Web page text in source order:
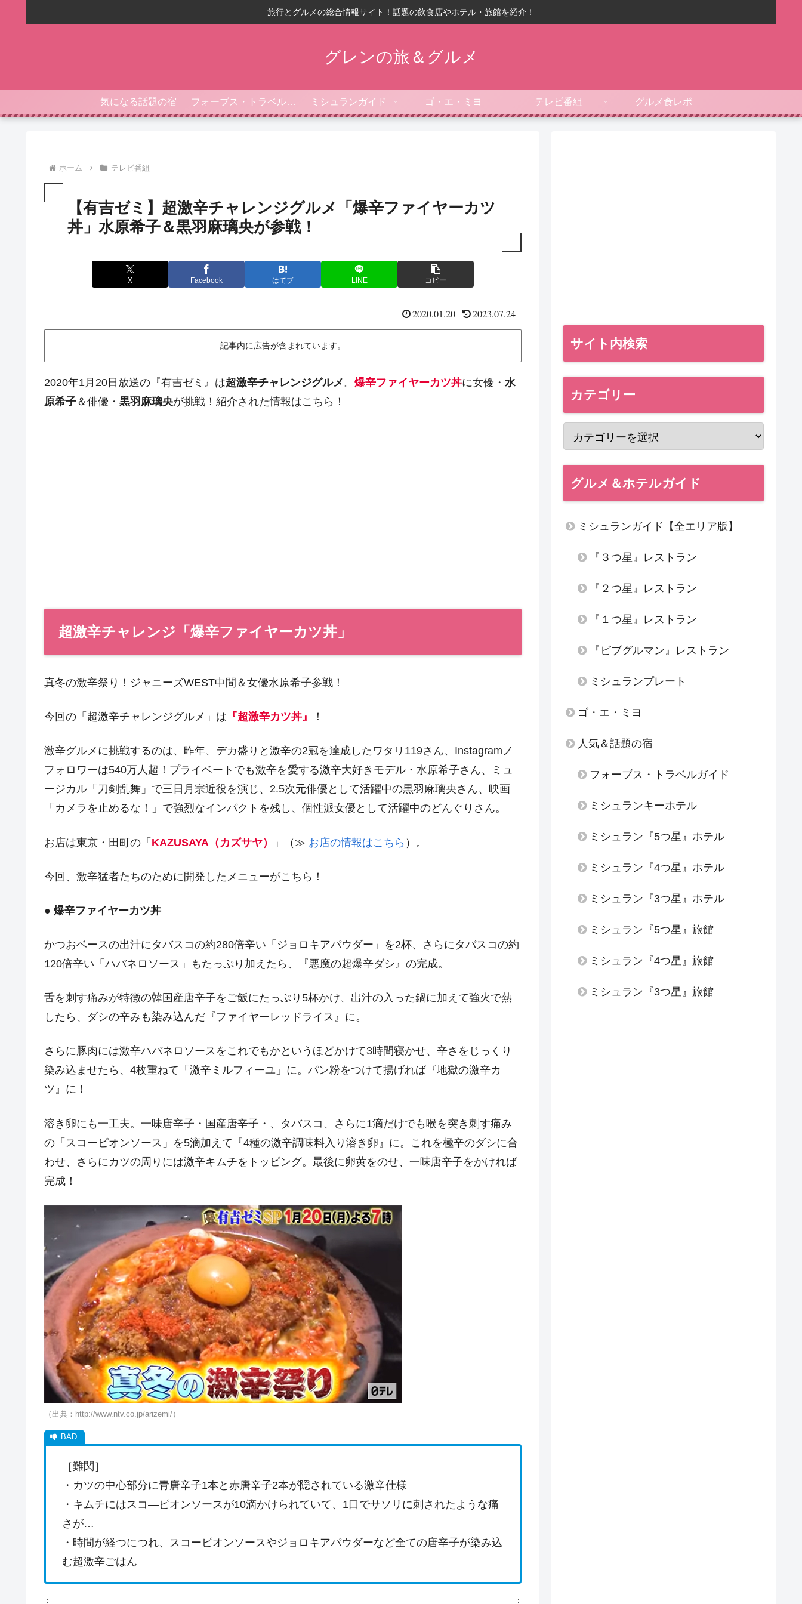
旅行とグルメの総合情報サイト！話題の飲食店やホテル・旅館を紹介！
グレンの旅＆グルメ
気になる話題の宿 フォーブス・トラベルガイド ミシュランガイド ゴ・エ・ミヨ テレビ番組 グルメ食レポ
ホーム テレビ番組
【有吉ゼミ】超激辛チャレンジグルメ「爆辛ファイヤーカツ
丼」水原希子＆黒羽麻璃央が参戦！
X Facebook はてブ LINE コピー
2020.01.20 2023.07.24
記事内に広告が含まれています。
2020年1月20日放送の『有吉ゼミ』は超激辛チャレンジグルメ。 爆辛ファイヤーカツ丼に女優・ 水
原希子＆俳優・ 黒羽麻璃央が挑戦！紹介された情報はこちら！
超激辛チャレンジ「爆辛ファイヤーカツ丼」
真冬の激辛祭り！ジャニーズWEST中間＆女優水原希子参戦！
今回の「超激辛チャレンジグルメ」は 『超激辛カツ丼』 ！
激辛グルメに挑戦するのは、昨年、デカ盛りと激辛の2冠を達成したワタリ119さん、Instagramノ
フォロワーは540万人超！プライベートでも激辛を愛する激辛大好きモデル・水原希子さん、ミュ
ージカル「刀剣乱舞」で三日月宗近役を演じ、2.5次元俳優として活躍中の黒羽麻璃央さん、映画
「カメラを止めるな！」で強烈なインパクトを残し、個性派女優として活躍中のどんぐりさん。
お店は東京・田町の「 KAZUSAYA（カズサヤ） 」（≫ お店の情報はこちら ）。
今回、激辛猛者たちのために開発したメニューがこちら！
● 爆辛ファイヤーカツ丼
かつおベースの出汁にタバスコの約280倍辛い「ジョロキアパウダー」を2杯、さらにタバスコの約
120倍辛い「ハバネロソース」もたっぷり加えたら、『悪魔の超爆辛ダシ』の完成。
舌を刺す痛みが特徴の韓国産唐辛子をご飯にたっぷり5杯かけ、出汁の入った鍋に加えて強火で熱
したら、ダシの辛みも染み込んだ『ファイヤーレッドライス』に。
さらに豚肉には激辛ハバネロソースをこれでもかというほどかけて3時間寝かせ、辛さをじっくり
染み込ませたら、4枚重ねて「激辛ミルフィーユ」に。パン粉をつけて揚げれば『地獄の激辛カ
ツ』に！
溶き卵にも一工夫。一味唐辛子・国産唐辛子・、タバスコ、さらに1滴だけでも喉を突き刺す痛み
の「スコーピオンソース」を5滴加えて『4種の激辛調味料入り溶き卵』に。これを極辛のダシに合
わせ、さらにカツの周りには激辛キムチをトッピング。最後に卵黄をのせ、一味唐辛子をかければ
完成！
（出典：http://www.ntv.co.jp/arizemi/）
［難関］
・カツの中心部分に青唐辛子1本と赤唐辛子2本が隠されている激辛仕様
・キムチにはスコ―ピオンソースが10滴かけられていて、1口でサソリに刺されたような痛
さが…
・時間が経つにつれ、スコーピオンソースやジョロキアパウダーなど全ての唐辛子が染み込
む超激辛ごはん
サイト内検索
カテゴリー
グルメ＆ホテルガイド
ミシュランガイド【全エリア版】
『３つ星』レストラン
『２つ星』レストラン
『１つ星』レストラン
『ビブグルマン』レストラン
ミシュランプレート
ゴ・エ・ミヨ
人気＆話題の宿
フォーブス・トラベルガイド
ミシュランキーホテル
ミシュラン『5つ星』ホテル
ミシュラン『4つ星』ホテル
ミシュラン『3つ星』ホテル
ミシュラン『5つ星』旅館
ミシュラン『4つ星』旅館
ミシュラン『3つ星』旅館